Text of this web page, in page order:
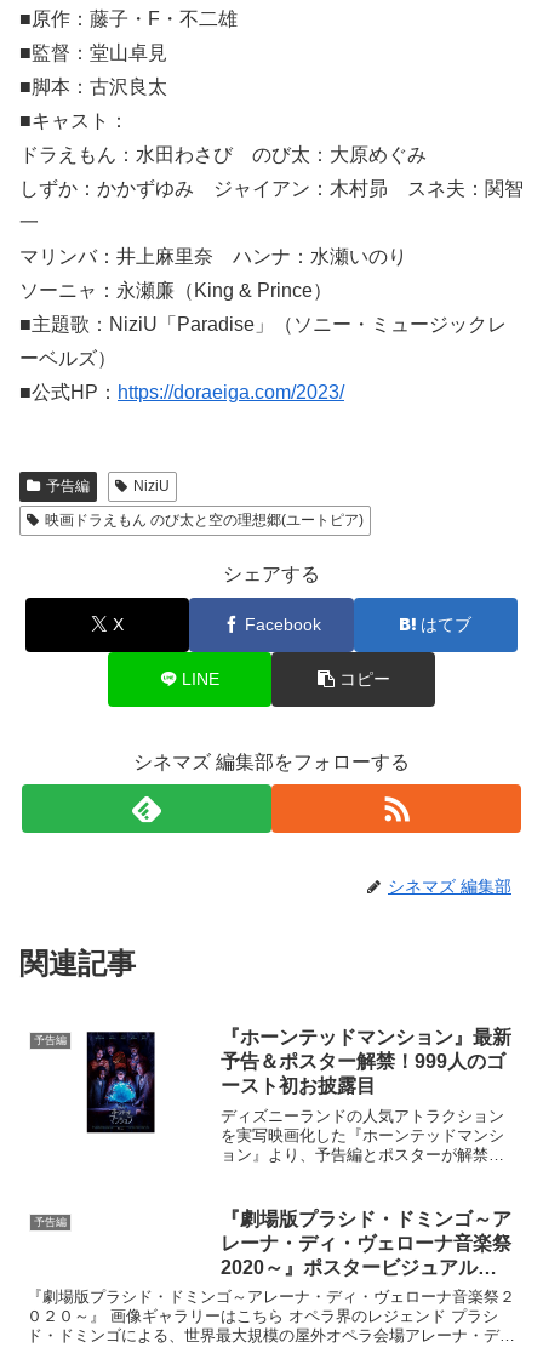
■原作：藤子・F・不二雄
■監督：堂山卓見
■脚本：古沢良太
■キャスト：
ドラえもん：水田わさび のび太：大原めぐみ
しずか：かかずゆみ ジャイアン：木村昴 スネ夫：関智
一
マリンバ：井上麻里奈 ハンナ：水瀬いのり
ソーニャ：永瀬廉（King & Prince）
■主題歌：NiziU「Paradise」（ソニー・ミュージックレ
ーベルズ）
■公式HP： https://doraeiga.com/2023/
予告編
NiziU
映画ドラえもん のび太と空の理想郷(ユートピア)
シェアする
X Facebook はてブ
LINE コピー
シネマズ 編集部をフォローする
シネマズ 編集部
関連記事
予告編
『ホーンテッドマンション』最新
予告＆ポスター解禁！999人のゴ
ースト初お披露目
ディズニーランドの人気アトラクション
を実写映画化した『ホーンテッドマンシ
ョン』より、予告編とポスターが解禁さ
にインスパイアされた本作の舞台は、不
気味にそびえる洋館“ホー...
予告編
『劇場版プラシド・ドミンゴ～ア
レーナ・ディ・ヴェローナ音楽祭
2020～』ポスタービジュアル＆
予告編｜8月27日公開決定！
『劇場版プラシド・ドミンゴ～アレーナ・ディ・ヴェローナ音楽祭２
０２０～』 画像ギャラリーはこちら オペラ界のレジェンド プラシ
ド・ドミンゴによる、世界最大規模の屋外オペラ会場アレーナ・デ